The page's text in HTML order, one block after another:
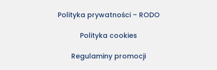
Polityka prywatności – RODO
Polityka cookies
Regulaminy promocji